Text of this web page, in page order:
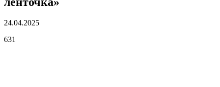
24.04.2025
631